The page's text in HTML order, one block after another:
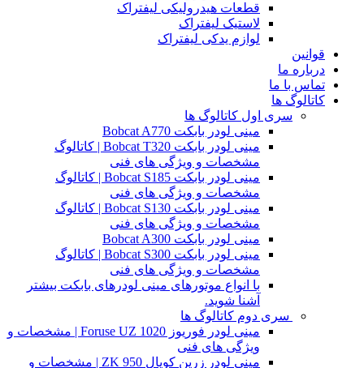
قطعات هیدرولیکی لیفتراک
لاستیک لیفتراک
لوازم یدکی لیفتراک
قوانین
درباره ما
تماس با ما
کاتالوگ ها
سری اول کاتالوگ ها
مینی لودر بابکت Bobcat A770
مینی لودر بابکت Bobcat T320 | کاتالوگ
مشخصات و ویژگی های فنی
مینی لودر بابکت Bobcat S185 | کاتالوگ
مشخصات و ویژگی های فنی
مینی لودر بابکت Bobcat S130 | کاتالوگ
مشخصات و ویژگی های فنی
مینی لودر بابکت Bobcat A300
مینی لودر بابکت Bobcat S300 | کاتالوگ
مشخصات و ویژگی های فنی
با انواع موتورهای مینی لودرهای بابکت بیشتر
آشنا شوید.
سری دوم کاتالوگ ها
مینی لودر فوریوز Foruse UZ 1020 | مشخصات و
ویژگی های فنی
مینی لودر زرین کوپال ZK 950 | مشخصات و